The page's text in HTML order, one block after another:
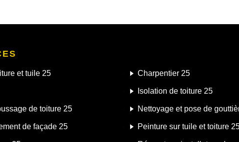
et tuile 25 Charpentier 25
Isolation de toiture 25
de toiture 25 Nettoyage et pose de
de façade 25 Peinture sur tuile et toiture